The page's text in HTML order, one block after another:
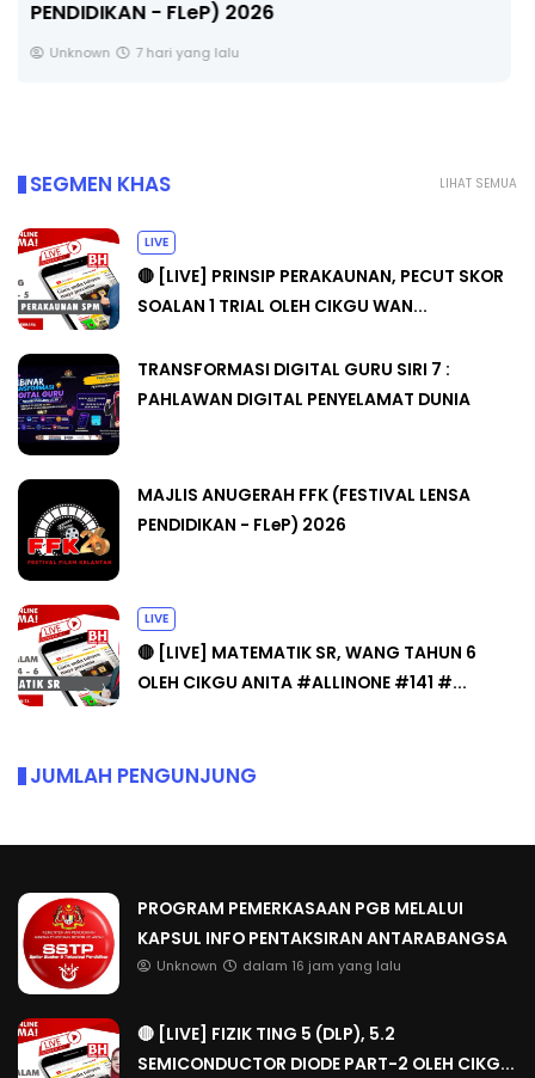
🔴 [LIVE] MATEMATIK SR, WANG TAHUN 6 OLEH
CIKGU ANITA #ALLINONE #141 #...
LIHAT SEMUA
SEGMEN KHAS
LIVE
🔴 [LIVE] PRINSIP PERAKAUNAN, PECUT SKOR
SOALAN 1 TRIAL OLEH CIKGU WAN...
TRANSFORMASI DIGITAL GURU SIRI 7 :
PAHLAWAN DIGITAL PENYELAMAT DUNIA
MAJLIS ANUGERAH FFK (FESTIVAL LENSA
PENDIDIKAN - FLeP) 2026
LIVE
🔴 [LIVE] MATEMATIK SR, WANG TAHUN 6
OLEH CIKGU ANITA #ALLINONE #141 #...
JUMLAH PENGUNJUNG
PROGRAM PEMERKASAAN PGB MELALUI
KAPSUL INFO PENTAKSIRAN ANTARABANGSA
Unknown dalam 16 jam yang lalu
🔴 [LIVE] FIZIK TING 5 (DLP), 5.2
SEMICONDUCTOR DIODE PART-2 OLEH CIKG...